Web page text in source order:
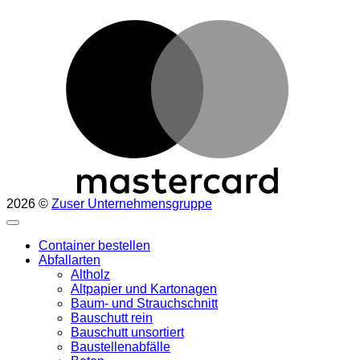
2026 © Zuser Unternehmensgruppe
Container bestellen
Abfallarten
Altholz
Altpapier und Kartonagen
Baum- und Strauchschnitt
Bauschutt rein
Bauschutt unsortiert
Baustellenabfälle